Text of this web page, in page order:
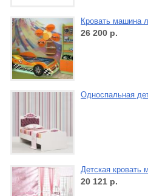
Кровать машина
26 200 р.
Односпальная
Детская кровать
20 121 р.